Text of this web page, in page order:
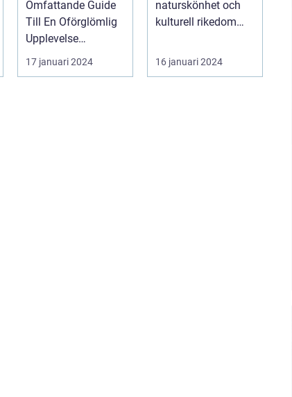
Omfattande Guide
Till En Oförglömlig
Upplevelse
Inledning: Italien, ett
land...
17 januari 2024
naturskönhet och
kulturell rikedom
mest känt för sina
vack...
16 januari 2024